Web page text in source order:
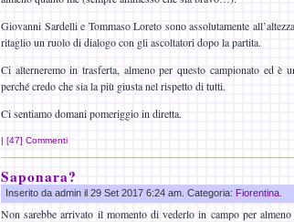
Giovanni Sardelli e Tommaso Loreto sono assolutamente
ritaglio un ruolo di dialogo con gli ascoltatori dopo la partita.
Ci alterneremo in trasferta, almeno per questo campionato ed è
perché credo che sia la più giusta nel rispetto di tutti.
Ci sentiamo domani pomeriggio in diretta.
| [47] Commenti
Saponara?
Inserito da admin il 29 Set 2017 6:24 am. Categoria: Fiorentina
Non sarebbe arrivato il momento di vederlo in campo per